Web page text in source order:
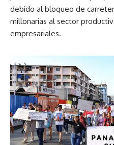
debido al bloqueo de
millonarias al sector
empresariales.